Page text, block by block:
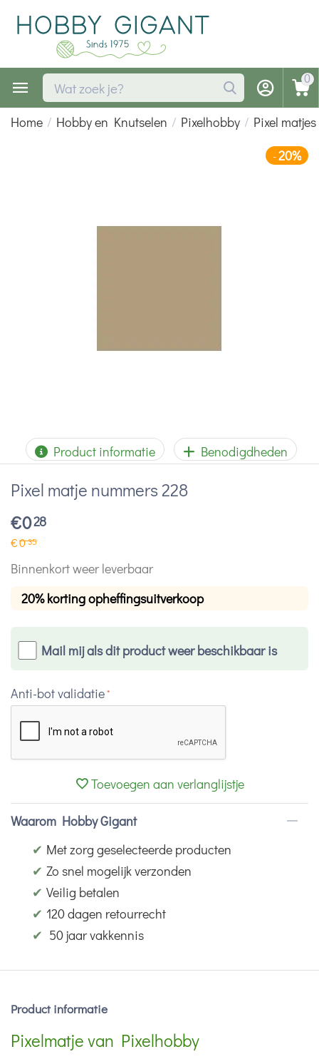
0
Home / Hobby en Knutselen / Pixelhobby / Pixel matjes
-20%
Product informatie Benodigdheden
Pixel matje nummers 228
€028
€035
Binnenkort weer leverbaar
20% korting opheffingsuitverkoop
Mail mij als dit product weer beschikbaar is
Anti-bot validatie
Toevoegen aan verlanglijstje
Waarom Hobby Gigant
✔ Met zorg geselecteerde producten
✔ Zo snel mogelijk verzonden
✔ Veilig betalen
✔ 120 dagen retourrecht
✔ 50 jaar vakkennis
Product informatie
Pixelmatje van Pixelhobby